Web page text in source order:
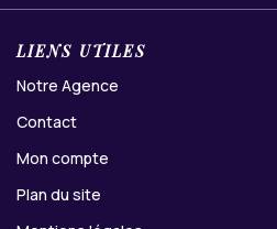
LIENS UTILES
Notre Agence
Contact
Mon compte
Plan du site